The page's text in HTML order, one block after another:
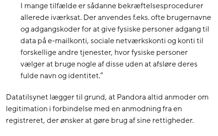
I mange tilfælde er sådanne bekræftelsesprocedurer
allerede iværksat. Der anvendes f.eks. ofte brugernavne
og adgangskoder for at give fysiske personer adgang til
data på e-mailkonti, sociale netværkskonti og konti til
forskellige andre tjenester, hvor fysiske personer
vælger at bruge nogle af disse uden at afsløre deres
fulde navn og identitet.”
Datatilsynet lægger til grund, at Pandora altid anmoder om
legitimation i forbindelse med en anmodning fra en
registreret, der ønsker at gøre brug af sine rettigheder.